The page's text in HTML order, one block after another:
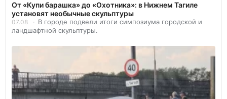
От «Купи барашка» до «Охотника»: в Нижнем Тагиле
установят необычные скульптуры
07.08
В городе подвели итоги симпозиума городской и
ландшафтной скульптуры.